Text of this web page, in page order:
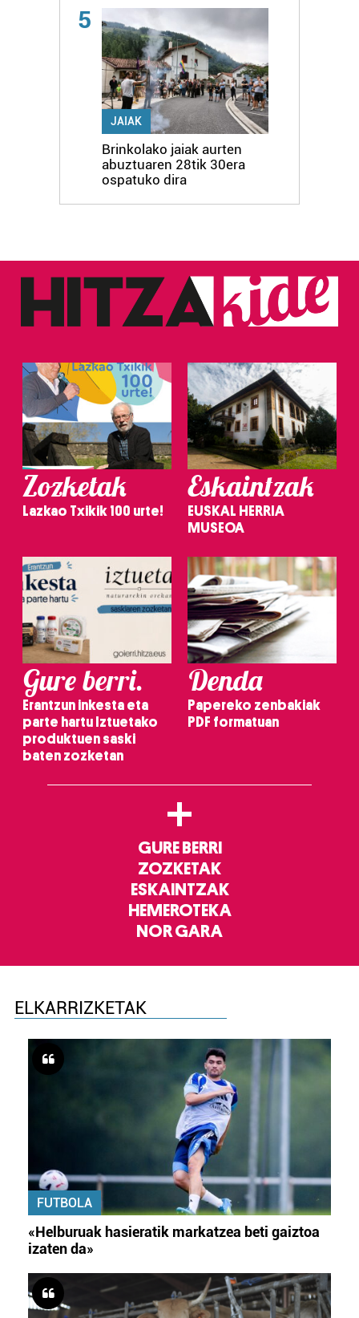
5
JAIAK
Brinkolako jaiak aurten
abuztuaren 28tik 30era
ospatuko dira
Zozketak
Lazkao Txikik 100 urte!
Eskaintzak
EUSKAL HERRIA
MUSEOA
Gure berri.
Erantzun inkesta eta
parte hartu Iztuetako
produktuen saski
baten zozketan
Denda
Papereko zenbakiak
PDF formatuan
+
GURE BERRI
ZOZKETAK
ESKAINTZAK
HEMEROTEKA
NOR GARA
ELKARRIZKETAK
FUTBOLA
«Helburuak hasieratik markatzea beti gaiztoa
izaten da»